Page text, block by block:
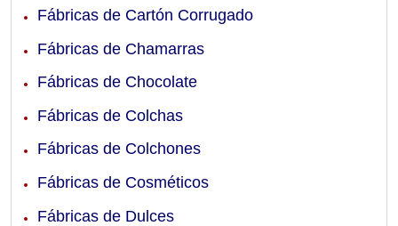
Fábricas de Cartón Corrugado
Fábricas de Chamarras
Fábricas de Chocolate
Fábricas de Colchas
Fábricas de Colchones
Fábricas de Cosméticos
Fábricas de Dulces